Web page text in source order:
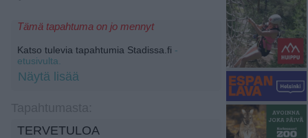
Tämä tapahtuma on jo mennyt
Katso tulevia tapahtumia Stadissa.fi -
etusivulta.
Näytä lisää
TERVETULOA